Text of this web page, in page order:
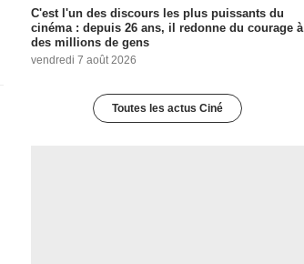
C'est l'un des discours les plus puissants du
cinéma : depuis 26 ans, il redonne du courage à
des millions de gens
vendredi 7 août 2026
Toutes les actus Ciné